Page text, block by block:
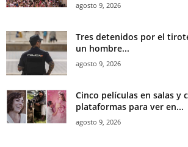
agosto 9, 2026
Tres detenidos por el
un hombre...
agosto 9, 2026
Cinco películas en salas y
plataformas para ver en...
agosto 9, 2026